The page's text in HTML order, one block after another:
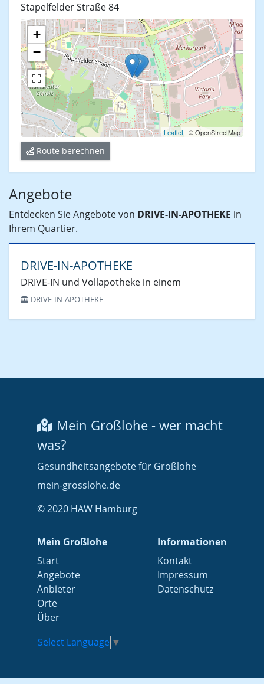
Stapelfelder Straße 84
+
−
Leaflet | © OpenStreetMap
Route berechnen
Angebote
Entdecken Sie Angebote von DRIVE-IN-APOTHEKE in
Ihrem Quartier.
DRIVE-IN-APOTHEKE
DRIVE-IN und Vollapotheke in einem
DRIVE-IN-APOTHEKE
Mein Großlohe - wer macht
was?
Gesundheitsangebote für Großlohe
mein-grosslohe.de
© 2020 HAW Hamburg
Mein Großlohe
Start
Angebote
Anbieter
Orte
Über
Informationen
Kontakt
Impressum
Datenschutz
Select Language ▼